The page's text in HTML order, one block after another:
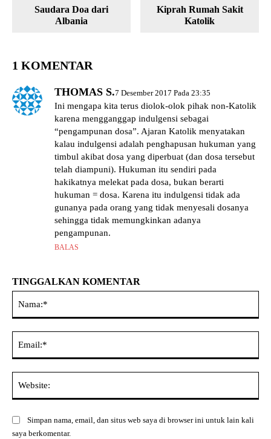
Saudara Doa dari
Albania
Kiprah Rumah Sakit
Katolik
1 KOMENTAR
THOMAS S.7 Desember 2017 Pada 23:35
Ini mengapa kita terus diolok-olok pihak non-Katolik
karena mengganggap indulgensi sebagai
“pengampunan dosa”. Ajaran Katolik menyatakan
kalau indulgensi adalah penghapusan hukuman yang
timbul akibat dosa yang diperbuat (dan dosa tersebut
telah diampuni). Hukuman itu sendiri pada
hakikatnya melekat pada dosa, bukan berarti
hukuman = dosa. Karena itu indulgensi tidak ada
gunanya pada orang yang tidak menyesali dosanya
sehingga tidak memungkinkan adanya
pengampunan.
BALAS
TINGGALKAN KOMENTAR
Simpan nama, email, dan situs web saya di browser ini untuk lain kali
saya berkomentar.